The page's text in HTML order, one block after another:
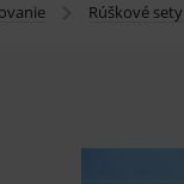
Rúškové sety